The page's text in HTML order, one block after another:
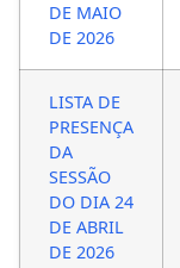
DE MAIO
DE 2026
LISTA DE
PRESENÇA
DA
SESSÃO
DO DIA 24
DE ABRIL
DE 2026